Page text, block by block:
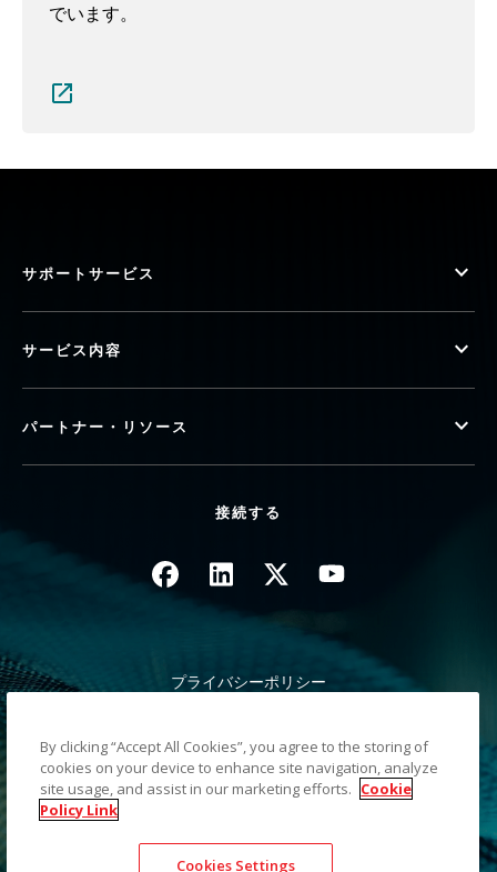
でいます。
サポートサービス
サービス内容
パートナー・リソース
接続する
画像 画像 画像 画像
プライバシーポリシー
個人情報を共有しない
サイトマップ
©2026 Kodak Alaris LLC TM/MC/MR: Alaris, ScanMate. 使用さ
By clicking “Accept All Cookies”, you agree to the storing of
cookies on your device to enhance site navigation, analyze
site usage, and assist in our marketing efforts. Cookie
Policy Link
Cookies Settings